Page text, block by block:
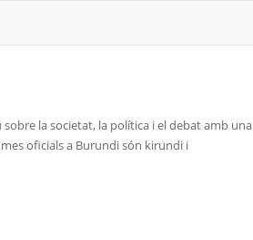
la societat, la política i el debat amb una
oficials a Burundi són kirundi i